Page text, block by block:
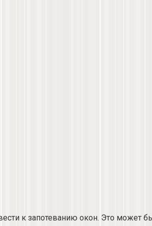
к запотеванию окон. Это может